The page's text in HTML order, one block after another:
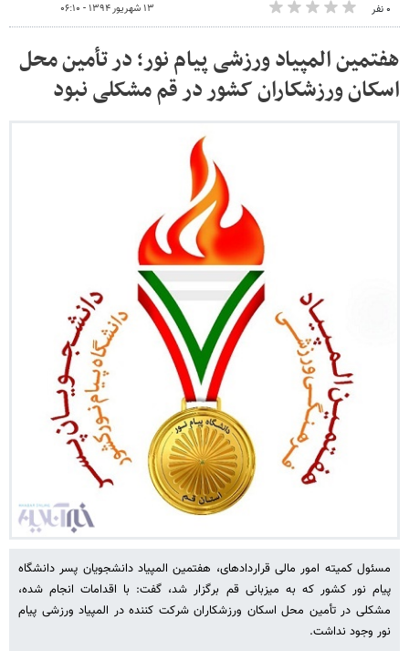
۰ نفر ۱۳ شهریور ۱۳۹۴ - ۰۶:۱۰
هفتمین المپیاد ورزشی پیام نور؛ در تأمین محل
اسکان ورزشکاران کشور در قم مشکلی نبود
مسئول کمیته امور مالی قراردادهای، هفتمین المپیاد دانشجویان پسر دانشگاه
پیام نور کشور که به میزبانی قم برگزار شد، گفت: با اقدامات انجام شده،
مشکلی در تأمین محل اسکان ورزشکاران شرکت کننده در المپیاد ورزشی پیام
نور وجود نداشت.